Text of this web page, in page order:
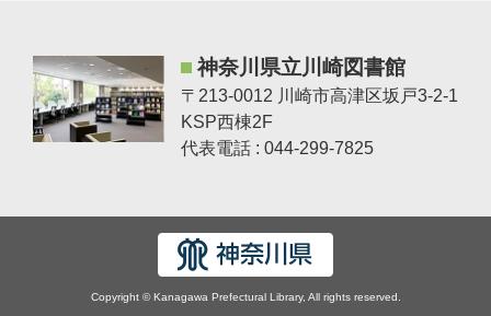
神奈川県立川崎図書館
〒213-0012 川崎市高津区坂戸3-2-1
KSP西棟2F
代表電話 : 044-299-7825
Copyright © Kanagawa Prefectural Library, All rights reserved.